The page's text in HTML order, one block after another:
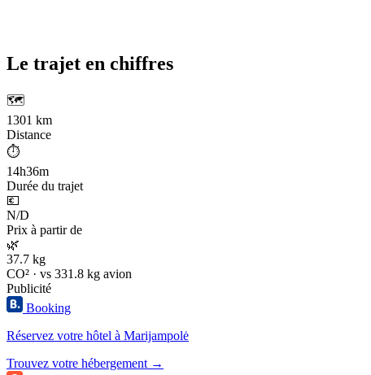
Le trajet en chiffres
🗺️
1301 km
Distance
⏱️
14h36m
Durée du trajet
💶
N/D
Prix à partir de
🌿
37.7 kg
CO² · vs 331.8 kg avion
Publicité
Booking
Réservez votre hôtel à Marijampolė
Trouvez votre hébergement →